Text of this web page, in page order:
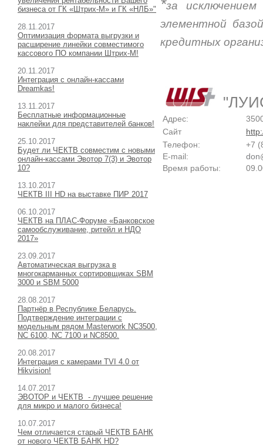
бизнеса от ГК «Штрих-М» и ГК «НЛБ»"
28.11.2017
Оптимизация формата выгрузки и
расширение линейки совместимого
кассового ПО компании Штрих-М!
20.11.2017
Интеграция с онлайн-кассами
Dreamkas!
13.11.2017
Бесплатные информационные
наклейки для представителей банков!
25.10.2017
Будет ли ЧЕКТВ совместим с новыми
онлайн-кассами Эвотор 7(3) и Эвотор
10?
13.10.2017
ЧЕКТВ III HD на выставке ПИР 2017
06.10.2017
ЧЕКТВ на ПЛАС-Форуме «Банковское
самообслуживание, ритейл и НДО
2017»
23.09.2017
Автоматическая выгрузка в
многокарманных сортировщиках SBM
3000 и SBM 5000
28.08.2017
Партнёр в Республике Беларусь.
Подтверждение интеграции с
модельным рядом Masterwork NC3500,
NC 6100, NC 7100 и NC8500.
20.08.2017
Интеграция с камерами TVI 4.0 от
Hikvision!
14.07.2017
ЭВОТОР и ЧЕКТВ - лучшее решение
для микро и малого бизнеса!
10.07.2017
Чем отличается старый ЧЕКТВ БАНК
от нового ЧЕКТВ БАНК HD?
*за исключением
элементной
кредитных
"
Адрес:
Сайт
Телефон:
+7
E-mail:
don
Время работы: